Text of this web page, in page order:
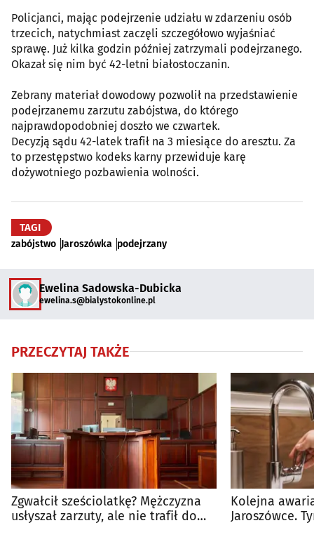
Policjanci, mając podejrzenie udziału w zdarzeniu osób
trzecich, natychmiast zaczęli szczegółowo wyjaśniać
sprawę. Już kilka godzin później zatrzymali podejrzanego.
Okazał się nim być 42-letni białostoczanin.
Zebrany materiał dowodowy pozwolił na przedstawienie
podejrzanemu zarzutu zabójstwa, do którego
najprawdopodobniej doszło we czwartek.
Decyzją sądu 42-latek trafił na 3 miesiące do aresztu. Za
to przestępstwo kodeks karny przewiduje karę
dożywotniego pozbawienia wolności.
TAGI
zabójstwo Jaroszówka podejrzany
Ewelina Sadowska-Dubicka
ewelina.s@bialystokonline.pl
PRZECZYTAJ TAKŻE
Zgwałcił sześciolatkę? Mężczyzna
usłyszał zarzuty, ale nie trafił do
Kolejna
Jaroszówce.